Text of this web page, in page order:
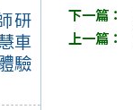
研
車
驗